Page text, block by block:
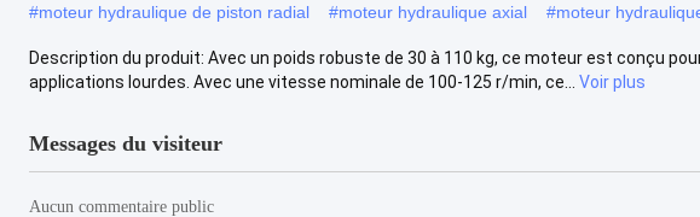
#moteur hydraulique de piston radial #moteur hydraulique axial #moteur
Description du produit: Avec un poids robuste de 30 à 110 kg, ce moteur est conçu
applications lourdes. Avec une vitesse nominale de 100-125 r/min, ce...
Voir plus
Messages du visiteur
Aucun commentaire public